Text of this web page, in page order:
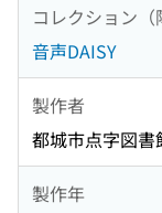
コレクション（
音声DAISY
製作者
都城市点字図書
製作年